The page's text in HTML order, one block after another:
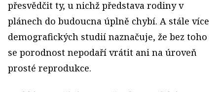
přesvědčit ty, u nichž představa rodiny v
plánech do budoucna úplně chybí. A stále více
demografických studií naznačuje, že bez toho
se porodnost nepodaří vrátit ani na úroveň
prosté reprodukce.